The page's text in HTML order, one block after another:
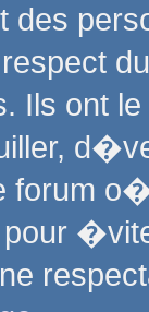
Ils ont
forum